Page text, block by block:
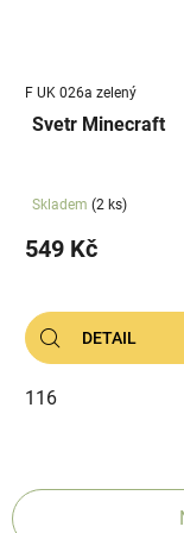
F UK 026a zelený
Svetr Minecraft
Skladem (2 ks)
549 Kč
DETAIL
116